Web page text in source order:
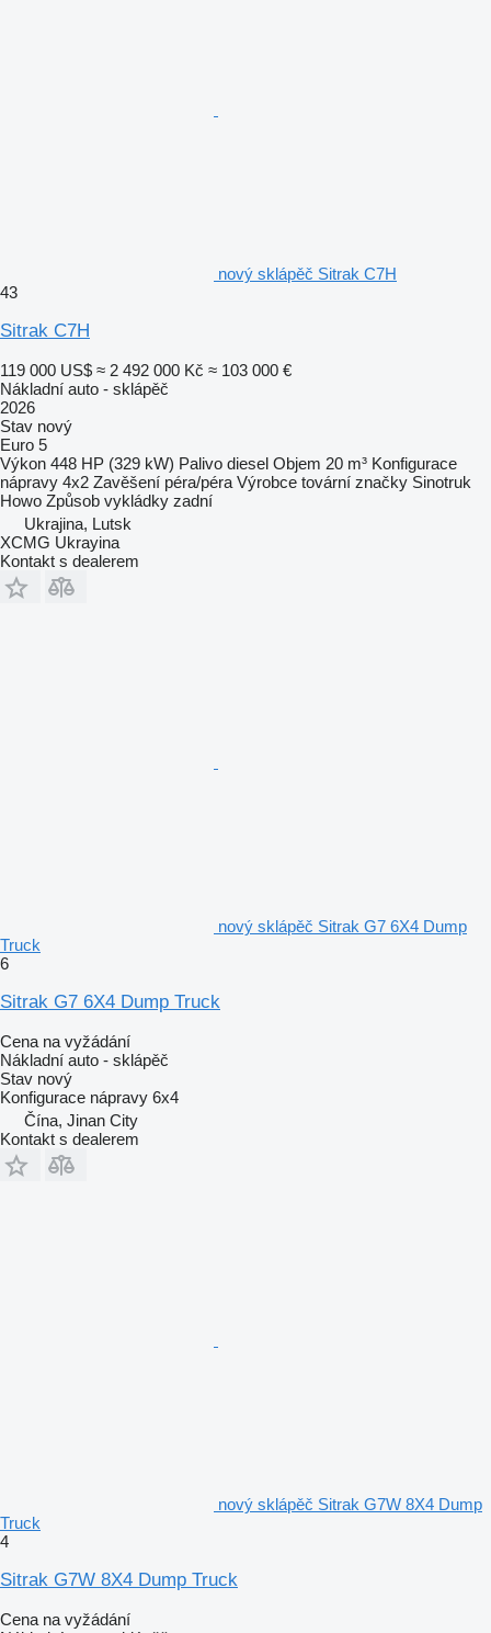
nový sklápěč Sitrak C7H
43
Sitrak C7H
119 000 US$ ≈ 2 492 000 Kč ≈ 103 000 €
Nákladní auto - sklápěč
2026
Stav nový
Euro 5
Výkon 448 HP (329 kW) Palivo diesel Objem 20 m³ Konfigurace
nápravy 4x2 Zavěšení péra/péra Výrobce tovární značky Sinotruk
Howo Způsob vykládky zadní
Ukrajina, Lutsk
XCMG Ukrayina
Kontakt s dealerem
nový sklápěč Sitrak G7 6X4 Dump
Truck
6
Sitrak G7 6X4 Dump Truck
Cena na vyžádání
Nákladní auto - sklápěč
Stav nový
Konfigurace nápravy 6x4
Čína, Jinan City
Kontakt s dealerem
nový sklápěč Sitrak G7W 8X4 Dump
Truck
4
Sitrak G7W 8X4 Dump Truck
Cena na vyžádání